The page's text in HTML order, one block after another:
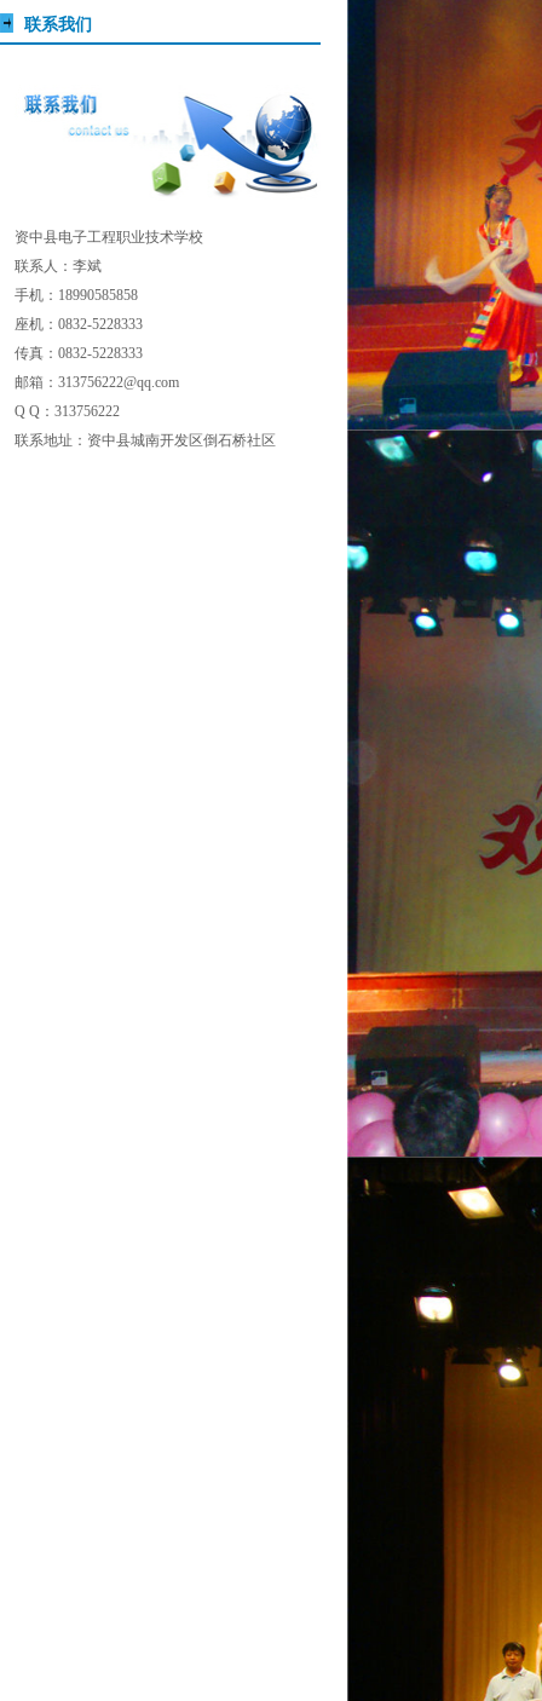
联系我们
资中县电子工程职业技术学校
联系人：李斌
手机：18990585858
座机：0832-5228333
传真： 0832-5228333
邮箱：313756222@qq.com
Q Q： 313756222
联系地址：资中县城南开发区倒石桥社区